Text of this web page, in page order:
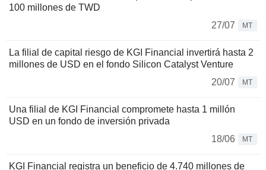
100 millones de TWD
27/07
MT
La filial de capital riesgo de KGI Financial invertirá hasta 2
millones de USD en el fondo Silicon Catalyst Venture
20/07
MT
Una filial de KGI Financial compromete hasta 1 millón
USD en un fondo de inversión privada
18/06
MT
KGI Financial registra un beneficio de 4.740 millones de